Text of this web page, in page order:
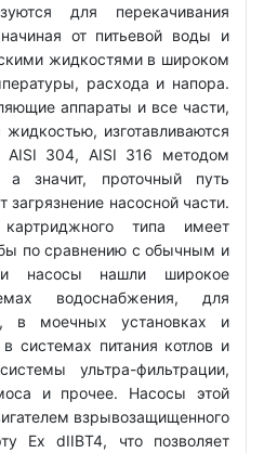
для перекачивания
от питьевой воды и
жидкостями в широком
расхода и напора.
аппараты и все части,
изготавливаются
AISI 304, AISI 316 методом
значит, проточный путь
загрязнение насосной части.
типа имеет
по сравнению с обычным и
насосы нашли широкое
водоснабжения, для
в моечных установках и
системах питания котлов и
ультра-фильтрации,
и прочее. Насосы этой
взрывозащищенного
Ex dIIBT4, что позволяет